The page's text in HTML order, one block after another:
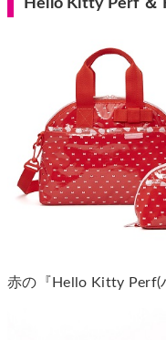
Hello Kitty Perf
赤の『Hello Kitty Perf(